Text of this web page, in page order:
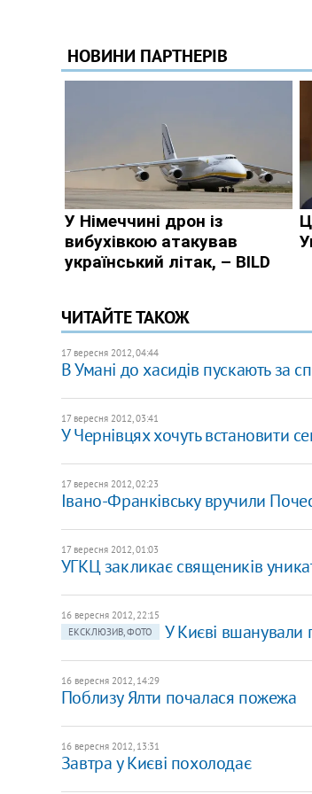
ЧИТАЙТЕ ТАКОЖ
17 вересня 2012, 04:44
В Умані до хасидів пускають за
17 вересня 2012, 03:41
У Чернівцях хочуть встановити
17 вересня 2012, 02:23
Івано-Франківську вручили
17 вересня 2012, 01:03
УГКЦ закликає священиків
16 вересня 2012, 22:15
ЕКСКЛЮЗИВ, ФОТО
У Києві вшанували
16 вересня 2012, 14:29
Поблизу Ялти почалася пожежа
16 вересня 2012, 13:31
Завтра у Києві похолодає